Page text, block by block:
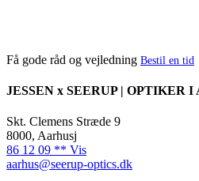
Få gode råd og vejledning Bestil en tid
JESSEN x SEERUP | OPTIKER I
Skt. Clemens Stræde 9
8000, Aarhusj
86 12 09 ** Vis
aarhus@seerup-optics.dk